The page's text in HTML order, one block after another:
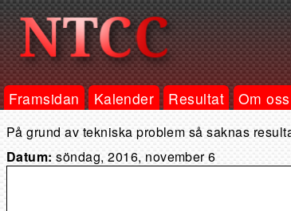
Framsidan Kalender Resultat Om oss
På grund av tekniska problem så saknas
Datum:söndag, 2016, november 6